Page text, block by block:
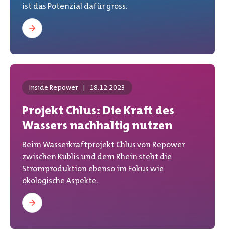
ist das Potenzial dafür gross.
Inside Repower | 18.12.2023
Projekt Chlus: Die Kraft des
Wassers nachhaltig nutzen
Beim Wasserkraftprojekt Chlus von Repower
zwischen Küblis und dem Rhein steht die
Stromproduktion ebenso im Fokus wie
ökologische Aspekte.